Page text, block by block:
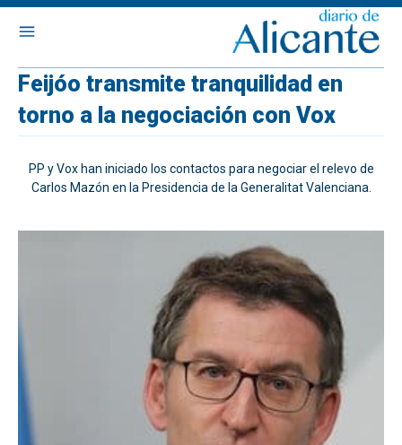
Feijóo transmite tranquilidad en
torno a la negociación con Vox
PP y Vox han iniciado los contactos para negociar el relevo de
Carlos Mazón en la Presidencia de la Generalitat Valenciana.